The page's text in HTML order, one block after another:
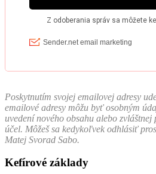
Poskyt­nutím svo­jej emailovej adresy
emailové adresy môžu byť osob­ným
uve­dení nového obsahu ale­bo
účel. Môžeš sa kedykoľvek odhlásiť
Matej Svo­rad Sabo.
Kefírové základy